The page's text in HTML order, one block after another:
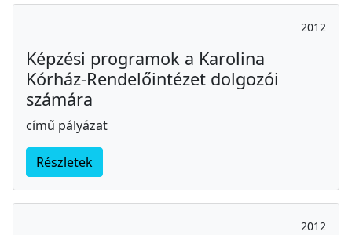
2012
Képzési programok a Karolina
Kórház-Rendelőintézet dolgozói
számára
című pályázat
Részletek
2012